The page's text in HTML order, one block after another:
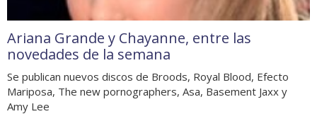
Ariana Grande y Chayanne, entre las
novedades de la semana
Se publican nuevos discos de Broods, Royal Blood, Efecto
Mariposa, The new pornographers, Asa, Basement Jaxx y
Amy Lee